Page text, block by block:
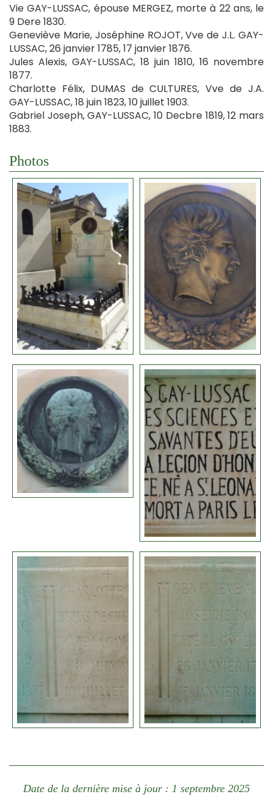
Vie GAY-LUSSAC, épouse MERGEZ, morte à 22 ans, le
9 Dere 1830.
Geneviève Marie, Joséphine ROJOT, Vve de J.L. GAY-
LUSSAC, 26 janvier 1785, 17 janvier 1876.
Jules Alexis, GAY-LUSSAC, 18 juin 1810, 16 novembre
1877.
Charlotte Félix, DUMAS de CULTURES, Vve de J.A.
GAY-LUSSAC, 18 juin 1823, 10 juillet 1903.
Gabriel Joseph, GAY-LUSSAC, 10 Decbre 1819, 12 mars
1883.
Photos
Date de la dernière mise à jour : 1 septembre 2025